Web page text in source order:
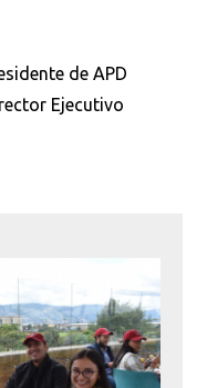
de APD
Ejecutivo